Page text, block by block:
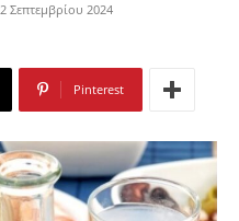
Σεπτεμβρίου 2024
Pinterest